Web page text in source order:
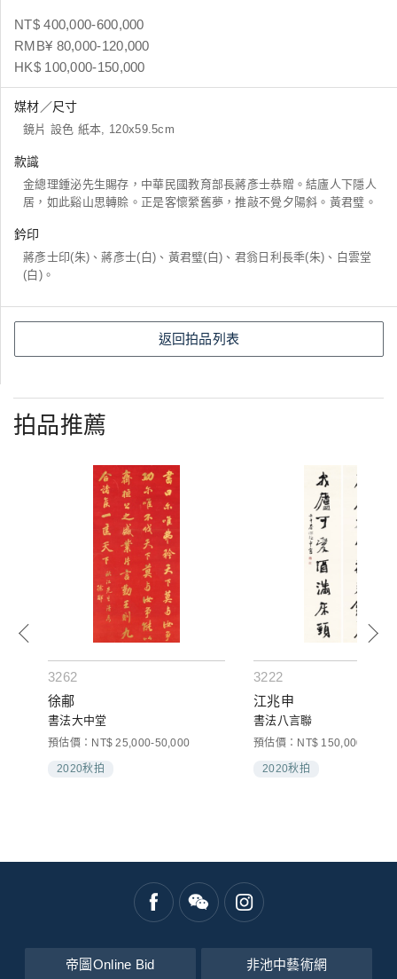
NT$ 400,000-600,000
RMB¥ 80,000-120,000
HK$ 100,000-150,000
媒材／尺寸
鏡片 設色 紙本, 120x59.5cm
款識
金總理鍾泌先生賜存，中華民國教育部長蔣彥士恭贈。結廬人下隱人
居，如此谿山思轉賒。正是客懷縈舊夢，推敲不覺夕陽斜。黃君璧。
鈐印
蔣彥士印(朱)、蔣彥士(白)、黃君璧(白)、君翁日利長秊(朱)、白雲堂
(白)。
返回拍品列表
拍品推薦
3262
徐郙
書法大中堂
預估價：NT$ 25,000-50,000
2020秋拍
3222
江兆申
書法八言聯
預估價：NT$ 150,000-
2020秋拍
帝圖Online Bid 非池中藝術網